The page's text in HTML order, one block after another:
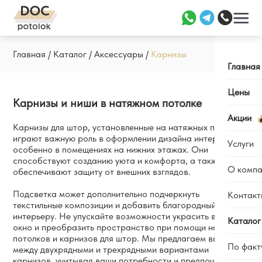
Главная
Цены
Акции
Услуги
О
Каталог
По
Главная / Каталог / Аксессуары / Карнизы
Карнизы и ниши в натяжном потолке
Карнизы для штор, установленные на натяжных потолках,
играют важную роль в оформлении дизайна интерьера,
особенно в помещениях на нижних этажах. Они
способствуют созданию уюта и комфорта, а также
обеспечивают защиту от внешних взглядов.
Подсветка может дополнительно подчеркнуть
текстильные композиции и добавить благородный стиль
интерьеру. Не упускайте возможности украсить ваше
окно и преобразить пространство при помощи натяжных
потолков и карнизов для штор. Мы предлагаем выбор
между двухрядными и трехрядными вариантами